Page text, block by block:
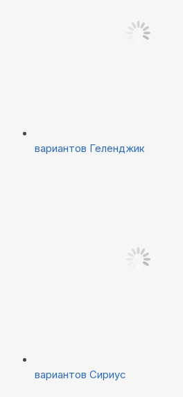
вариантов Геленджик
вариантов Сириус